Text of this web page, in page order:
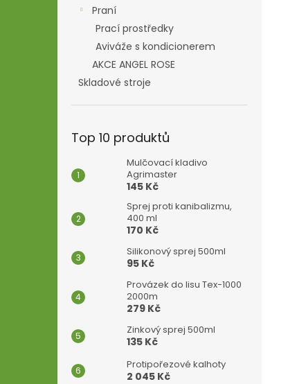
Praní
Prací prostředky
Aviváže s kondicionerem
AKCE ANGEL ROSE
Skladové stroje
Top 10 produktů
Mulčovací kladivo
Agrimaster
145 Kč
Sprej proti kanibalizmu,
400 ml
170 Kč
Silikonový sprej 500ml
95 Kč
Provázek do lisu Tex-1000
2000m
279 Kč
Zinkový sprej 500ml
135 Kč
Protipořezové kalhoty
2 045 Kč